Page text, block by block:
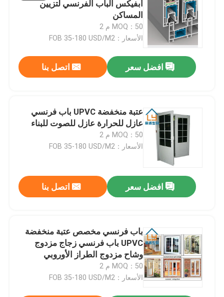
أبفيكس الباب الفرنسي لتزيين
المساكن
MOQ：50 م 2
الأسعار：FOB 35-180 USD/M2
افضل سعر اتصل بنا
عتبة منخفضة UPVC باب فرنسي
عازل للحرارة عازل للصوت للبناء
MOQ：50 م 2
الأسعار：FOB 35-180 USD/M2
افضل سعر اتصل بنا
باب فرنسي مخصص عتبة منخفضة
UPVC باب فرنسي زجاج مزدوج
وشاح مزدوج الطراز الأوروبي
MOQ：50 م 2
الأسعار：FOB 35-180 USD/M2